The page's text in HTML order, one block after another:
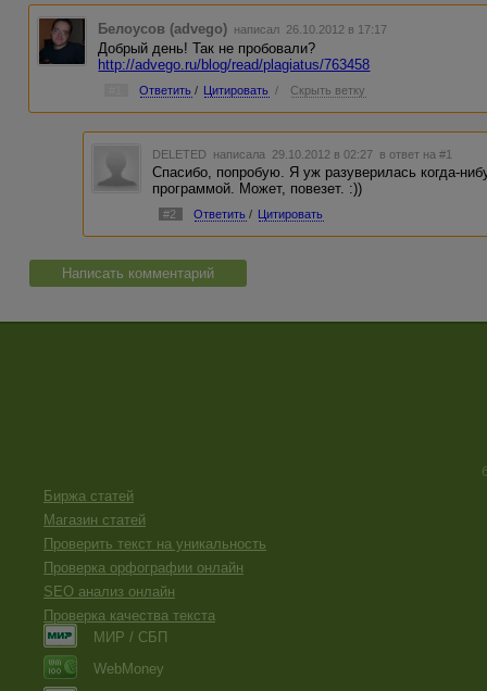
Белоусов (advego) написал 26.10.2012 в 17:17
Добрый день! Так не пробовали?
http://advego.ru/blog/read/plagiatus/763458
Ответить / Цитировать / Скрыть ветку
DELETED написала 29.10.2012 в 02:27 в ответ на #1
Спасибо, попробую. Я уж разуверилась когда-
программой. Может, повезет. :))
#2 Ответить / Цитировать
Написать комментарий
Биржа статей
Магазин статей
Проверить текст на уникальность
Проверка орфографии онлайн
SEO анализ онлайн
Проверка качества текста
МИР / СБП
WebMoney